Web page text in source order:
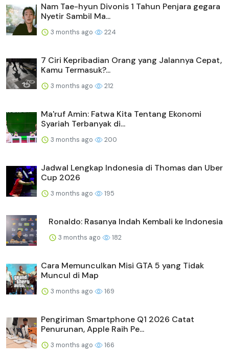
Nam Tae-hyun Divonis 1 Tahun Penjara gegara
Nyetir Sambil Ma...
3 months ago 224
7 Ciri Kepribadian Orang yang Jalannya Cepat,
Kamu Termasuk?...
3 months ago 212
Ma'ruf Amin: Fatwa Kita Tentang Ekonomi
Syariah Terbanyak di...
3 months ago 200
Jadwal Lengkap Indonesia di Thomas dan Uber
Cup 2026
3 months ago 195
Ronaldo: Rasanya Indah Kembali ke Indonesia
3 months ago 182
Cara Memunculkan Misi GTA 5 yang Tidak
Muncul di Map
3 months ago 169
Pengiriman Smartphone Q1 2026 Catat
Penurunan, Apple Raih Pe...
3 months ago 166